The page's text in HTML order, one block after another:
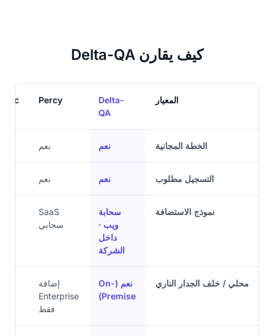
كيف يقارن Delta-QA
المعيار
Delta-
QA
Percy
الخطة المجانية نعم نعم
التسجيل مطلوب نعم نعم
نموذج الاستضافة
سحابة
ويب ·
داخل
الشركة
SaaS
سحابي
محلي / خلف الجدار الناري
نعم (On-
Premise)
إضافة
Enterprise
فقط